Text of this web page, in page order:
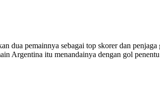
dua pemainnya sebagai top skorer dan
Argentina itu menandainya dengan gol